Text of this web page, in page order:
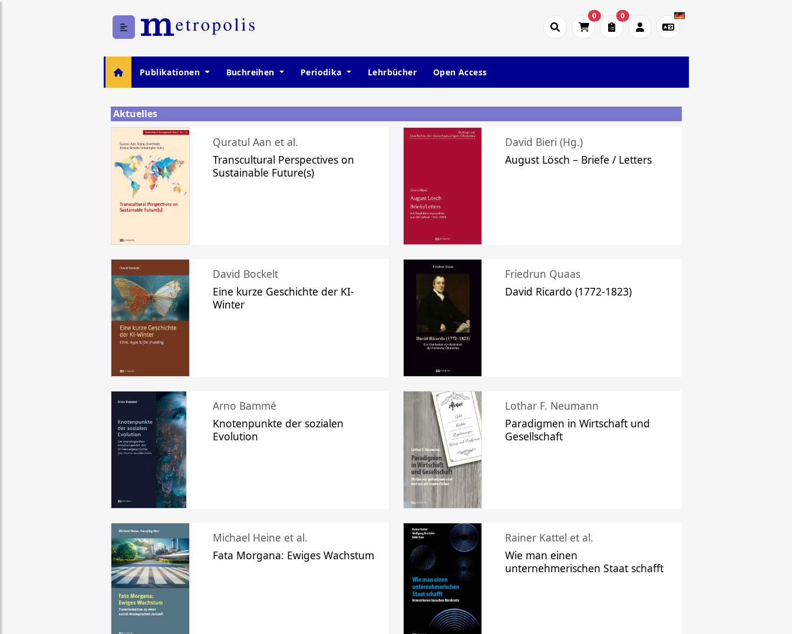
0 0
Publikationen Buchreihen Periodika Lehrbücher Open Access
Aktuelles
Quratul Aan et al.
Transcultural Perspectives on
Sustainable Future(s)
David Bieri (Hg.)
August Lösch – Briefe / Letters
David Bockelt
Eine kurze Geschichte der KI-
Winter
Friedrun Quaas
David Ricardo (1772-1823)
Arno Bammé
Knotenpunkte der sozialen
Evolution
Lothar F. Neumann
Paradigmen in Wirtschaft und
Gesellschaft
Michael Heine et al.
Fata Morgana: Ewiges Wachstum
Rainer Kattel et al.
Wie man einen
unternehmerischen Staat schafft